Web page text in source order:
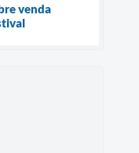
venda